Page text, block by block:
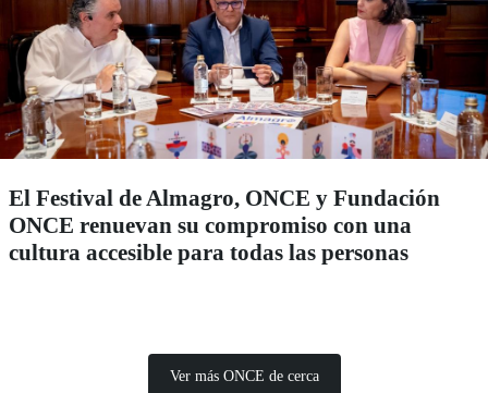
El Festival de Almagro, ONCE y Fundación
ONCE renuevan su compromiso con una
cultura accesible para todas las personas
Ver más ONCE de cerca